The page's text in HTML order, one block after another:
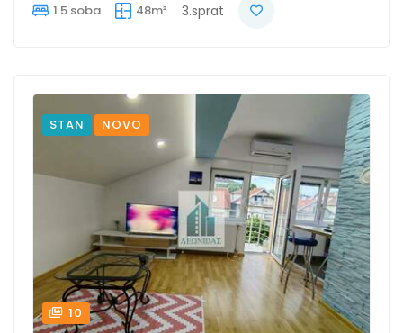
1.5 soba 48m² 3.sprat
STAN NOVO
10